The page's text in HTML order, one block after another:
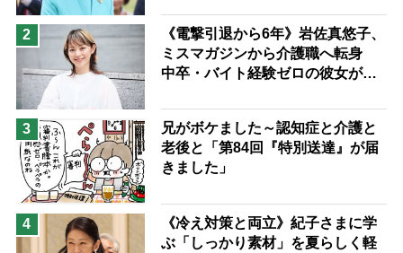
2
《電撃引退から6年》岩佐真悠子、
ミスマガジンから介護職へ転身
中卒・バイト経験ゼロの彼女が見
ながら自分らしくいられる」
3
兄がボケました～認知症と介護と
老後と「第84回『特別送達』が届
きました」
4
《冷え対策と両立》紀子さまに学
ぶ「しっかり素材」を夏らしく軽